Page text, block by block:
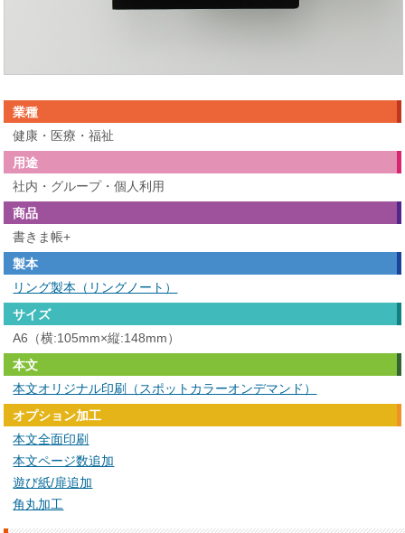
業種
健康・医療・福祉
用途
社内・グループ・個人利用
商品
書きま帳+
製本
リング製本（リングノート）
サイズ
A6（横:105mm×縦:148mm）
本文
本文オリジナル印刷（スポットカラーオンデマンド）
オプション加工
本文全面印刷
本文ページ数追加
遊び紙/扉追加
角丸加工